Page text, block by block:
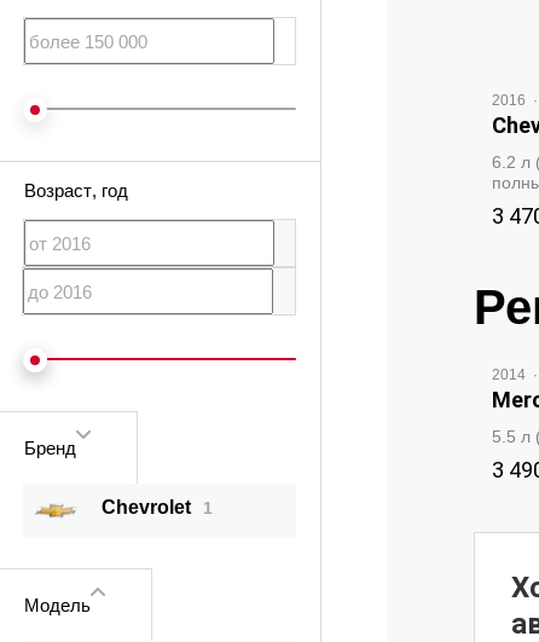
Возраст, год
Бренд
Chevrolet 1
Модель
2016 ·
6.2 л
3
2014 ·
5.5 л
3